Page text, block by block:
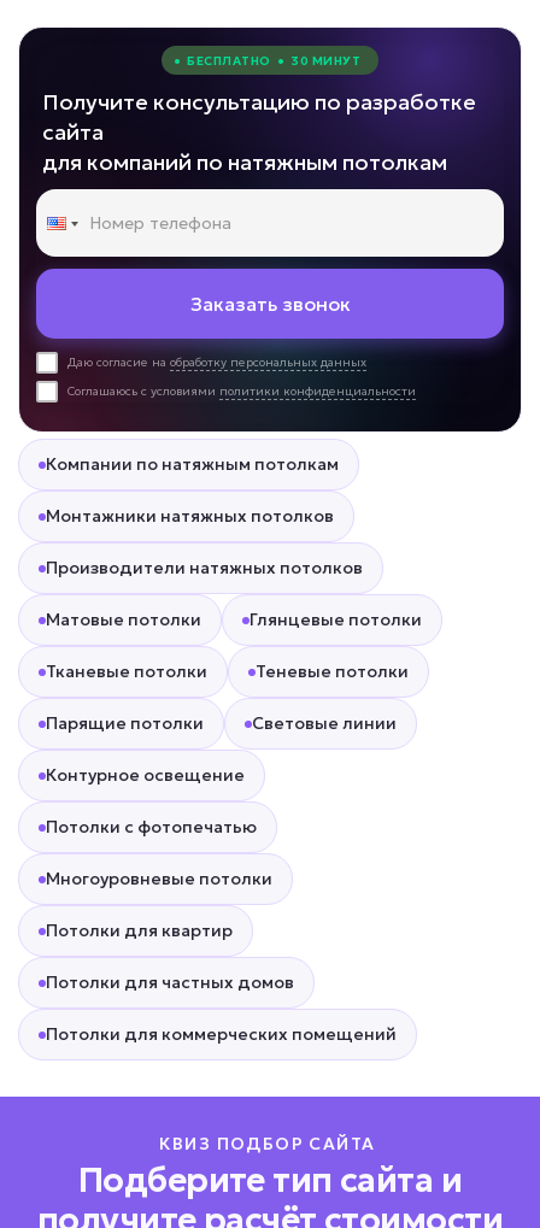
• БЕСПЛАТНО • 30 МИНУТ
Получите консультацию по разработке
сайта
для компаний по натяжным потолкам
Заказать звонок
Даю согласие на обработку персональных данных
Соглашаюсь с условиями политики конфиденциальности
Компании по натяжным потолкам
Монтажники натяжных потолков
Производители натяжных потолков
Матовые потолки Глянцевые потолки
Тканевые потолки Теневые потолки
Парящие потолки Световые линии
Контурное освещение
Потолки с фотопечатью
Многоуровневые потолки
Потолки для квартир
Потолки для частных домов
Потолки для коммерческих помещений
КВИЗ ПОДБОР САЙТА
Подберите тип сайта и